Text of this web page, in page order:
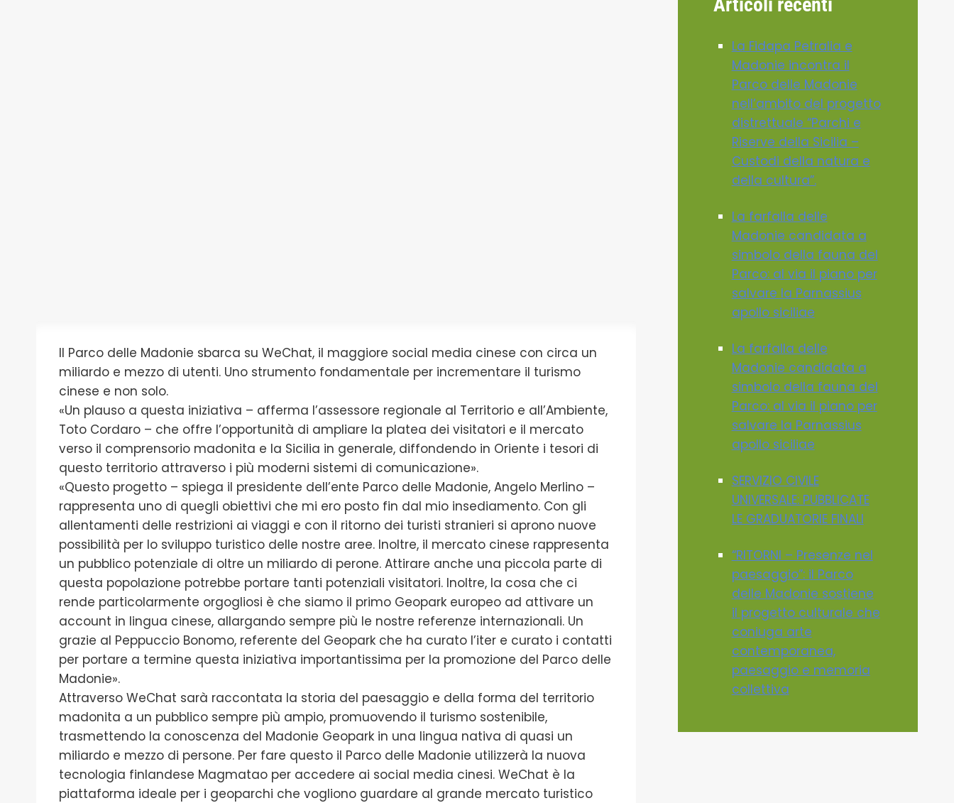
Il Parco delle Madonie sbarca su WeChat, il maggiore social media cinese con circa un
miliardo e mezzo di utenti. Uno strumento fondamentale per incrementare il turismo
cinese e non solo.
«Un plauso a questa iniziativa – afferma l’assessore regionale al Territorio e all’Ambiente,
Toto Cordaro – che offre l’opportunità di ampliare la platea dei visitatori e il mercato
verso il comprensorio madonita e la Sicilia in generale, diffondendo in Oriente i tesori di
questo territorio attraverso i più moderni sistemi di comunicazione».
«Questo progetto – spiega il presidente dell’ente Parco delle Madonie, Angelo Merlino –
rappresenta uno di quegli obiettivi che mi ero posto fin dal mio insediamento. Con gli
allentamenti delle restrizioni ai viaggi e con il ritorno dei turisti stranieri si aprono nuove
possibilità per lo sviluppo turistico delle nostre aree. Inoltre, il mercato cinese rappresenta
un pubblico potenziale di oltre un miliardo di perone. Attirare anche una piccola parte di
questa popolazione potrebbe portare tanti potenziali visitatori. Inoltre, la cosa che ci
rende particolarmente orgogliosi è che siamo il primo Geopark europeo ad attivare un
account in lingua cinese, allargando sempre più le nostre referenze internazionali. Un
grazie al Peppuccio Bonomo, referente del Geopark che ha curato l’iter e curato i contatti
per portare a termine questa iniziativa importantissima per la promozione del Parco delle
Madonie».
Attraverso WeChat sarà raccontata la storia del paesaggio e della forma del territorio
madonita a un pubblico sempre più ampio, promuovendo il turismo sostenibile,
trasmettendo la conoscenza del Madonie Geopark in una lingua nativa di quasi un
miliardo e mezzo di persone. Per fare questo il Parco delle Madonie utilizzerà la nuova
tecnologia finlandese Magmatao per accedere ai social media cinesi. WeChat è la
piattaforma ideale per i geoparchi che vogliono guardare al grande mercato turistico
Articoli recenti
La Fidapa Petralia e
Madonie incontra il
Parco delle Madonie
nell’ambito del progetto
distrettuale “Parchi e
Riserve della Sicilia –
Custodi della natura e
della cultura”.
La farfalla delle
Madonie candidata a
simbolo della fauna del
Parco: al via il piano per
salvare la Parnassius
apollo siciliae
La farfalla delle
Madonie candidata a
simbolo della fauna del
Parco: al via il piano per
salvare la Parnassius
apollo siciliae
SERVIZIO CIVILE
UNIVERSALE: PUBBLICATE
LE GRADUATORIE FINALI
“RITORNI – Presenze nel
paesaggio”: il Parco
delle Madonie sostiene
il progetto culturale che
coniuga arte
contemporanea,
paesaggio e memoria
collettiva